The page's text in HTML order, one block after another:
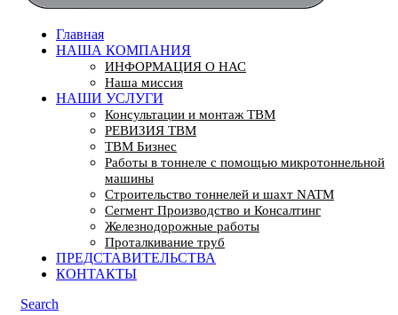
Главная
НАША КОМПАНИЯ
ИНФОРМАЦИЯ О НАС
Наша миссия
НАШИ УСЛУГИ
Консультации и монтаж TBM
РЕВИЗИЯ ТBМ
ТBМ Бизнес
Работы в тоннеле с помощью микротоннельной
машины
Строительство тоннелей и шахт NATM
Сегмент Производство и Консалтинг
Железнодорожные работы
Проталкивание труб
ПРЕДСТАВИТЕЛЬСТВА
КОНТАКТЫ
Search